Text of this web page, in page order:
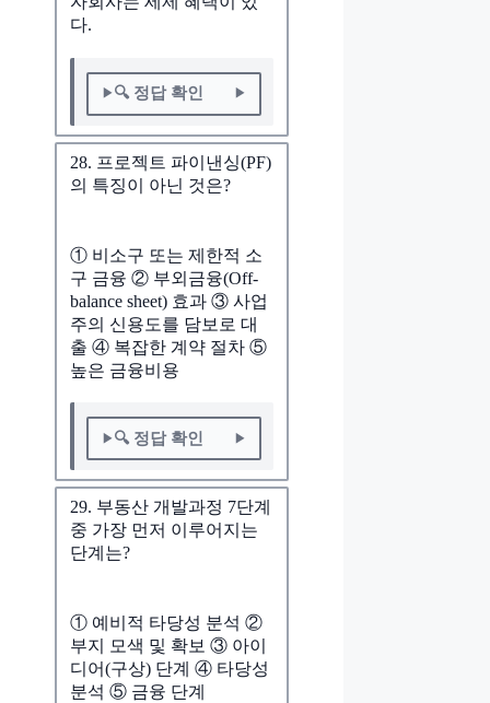
다.
🔍 정답 확인
28. 프로젝트 파이낸싱(PF)
의 특징이 아닌 것은?
① 비소구 또는 제한적 소
구 금융 ② 부외금융(Off-
balance sheet) 효과 ③ 사업
주의 신용도를 담보로 대
출 ④ 복잡한 계약 절차 ⑤
높은 금융비용
🔍 정답 확인
29. 부동산 개발과정 7단계
중 가장 먼저 이루어지는
단계는?
① 예비적 타당성 분석 ②
부지 모색 및 확보 ③ 아이
디어(구상) 단계 ④ 타당성
분석 ⑤ 금융 단계